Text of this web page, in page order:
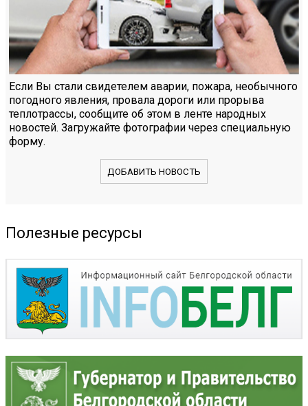
Если Вы стали свидетелем аварии, пожара, необычного
погодного явления, провала дороги или прорыва
теплотрассы, сообщите об этом в ленте народных
новостей. Загружайте фотографии через специальную
форму.
ДОБАВИТЬ НОВОСТЬ
Полезные ресурсы